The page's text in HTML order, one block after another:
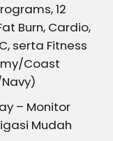
12
Burn, Cardio,
serta Fitness
Coast
– Monitor
Mudah